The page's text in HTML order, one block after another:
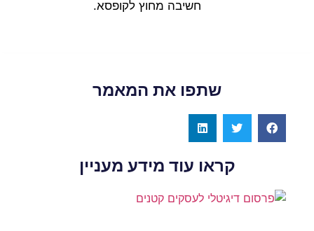
חשיבה מחוץ לקופסא.
שתפו את המאמר
קראו עוד מידע מעניין